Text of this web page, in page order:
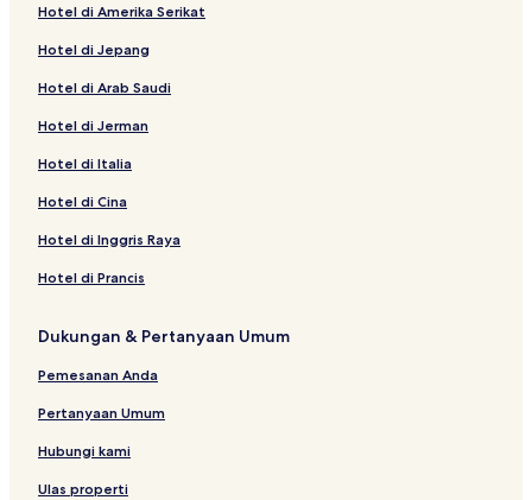
Hotel di Amerika Serikat
Hotel di Jepang
Hotel di Arab Saudi
Hotel di Jerman
Hotel di Italia
Hotel di Cina
Hotel di Inggris Raya
Hotel di Prancis
Dukungan & Pertanyaan Umum
Pemesanan Anda
Pertanyaan Umum
Hubungi kami
Ulas properti